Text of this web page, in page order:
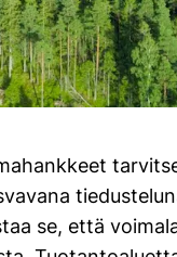
se, että